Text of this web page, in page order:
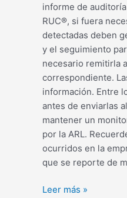
informe de
RUC®, si fuera
detectadas deben
y el seguimiento
necesario remitirla
correspondiente.
información. Entre
antes de enviarlas
mantener un
por la ARL.
ocurridos en la
que se reporte de
Leer más »